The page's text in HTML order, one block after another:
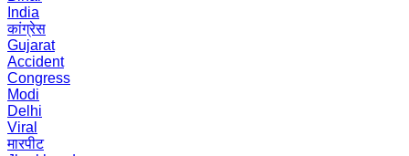
India
कांग्रेस
Gujarat
Accident
Congress
Modi
Delhi
Viral
मारपीट